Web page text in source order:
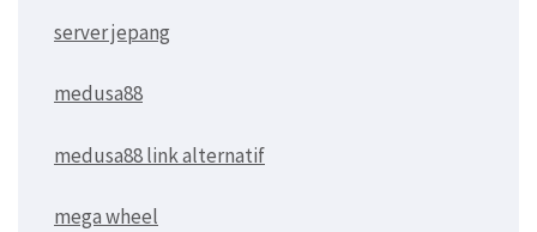
server jepang
medusa88
medusa88 link alternatif
mega wheel